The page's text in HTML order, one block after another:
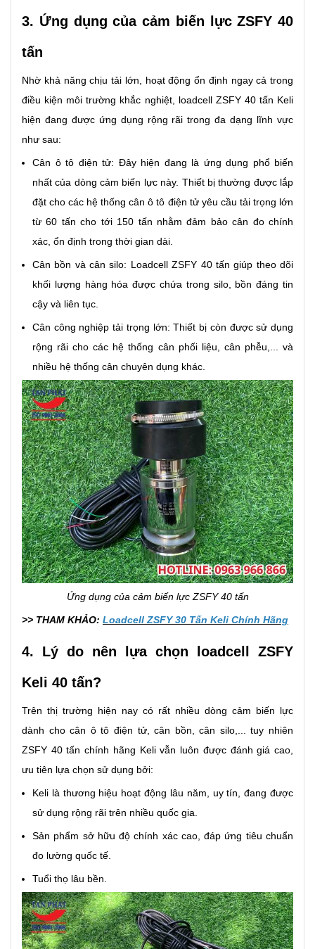
3. Ứng dụng của cảm biến lực ZSFY 40
tấn
Nhờ khả năng chịu tải lớn, hoạt động ổn định ngay cả trong
điều kiện môi trường khắc nghiệt, loadcell ZSFY 40 tấn Keli
hiện đang được ứng dụng rộng rãi trong đa dạng lĩnh vực
như sau:
Cân ô tô điện tử: Đây hiện đang là ứng dụng phổ biến
nhất của dòng cảm biến lực này. Thiết bị thường được lắp
đặt cho các hệ thống cân ô tô điện tử yêu cầu tải trọng lớn
từ 60 tấn cho tới 150 tấn nhằm đảm bảo cân đo chính
xác, ổn định trong thời gian dài.
Cân bồn và cân silo: Loadcell ZSFY 40 tấn giúp theo dõi
khối lượng hàng hóa được chứa trong silo, bồn đáng tin
cậy và liên tục.
Cân công nghiệp tải trọng lớn: Thiết bị còn được sử dụng
rộng rãi cho các hệ thống cân phối liệu, cân phễu,... và
nhiều hệ thống cân chuyên dụng khác.
Ứng dụng của cảm biến lực ZSFY 40 tấn
>> THAM KHẢO: Loadcell ZSFY 30 Tấn Keli Chính Hãng
4. Lý do nên lựa chọn loadcell ZSFY
Keli 40 tấn?
Trên thị trường hiện nay có rất nhiều dòng cảm biến lực
dành cho cân ô tô điện tử, cân bồn, cân silo,... tuy nhiên
ZSFY 40 tấn chính hãng Keli vẫn luôn được đánh giá cao,
ưu tiên lựa chọn sử dụng bởi:
Keli là thương hiệu hoạt động lâu năm, uy tín, đang được
sử dụng rộng rãi trên nhiều quốc gia.
Sản phẩm sở hữu độ chính xác cao, đáp ứng tiêu chuẩn
đo lường quốc tế.
Tuổi thọ lâu bền.